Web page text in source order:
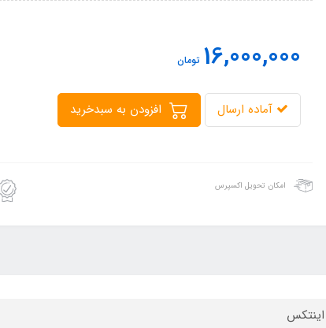
16,000,000 تومان
آماده ارسال
امکان تحویل اکسپرس